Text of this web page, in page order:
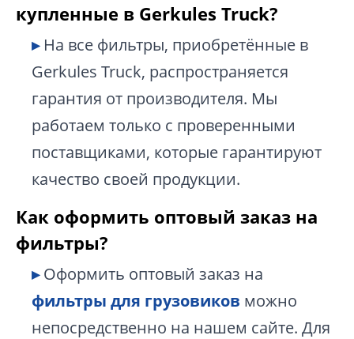
купленные в Gerkules Truck?
На все фильтры, приобретённые в
Gerkules Truck, распространяется
гарантия от производителя. Мы
работаем только с проверенными
поставщиками, которые гарантируют
качество своей продукции.
Как оформить оптовый заказ на
фильтры?
Оформить оптовый заказ на
фильтры для грузовиков можно
непосредственно на нашем сайте. Для